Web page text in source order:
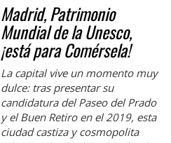
Madrid, Patrimonio
Mundial de la Unesco,
¡está para Comérsela!
La capital vive un momento muy
dulce: tras presentar su
candidatura del Paseo del Prado
y el Buen Retiro en el 2019, esta
ciudad castiza y cosmopolita